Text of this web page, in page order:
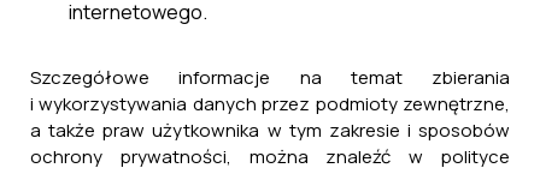
internetowego.
Szczegółowe informacje na temat zbierania
i wykorzystywania danych przez podmioty zewnętrzne,
a także praw użytkownika w tym zakresie i sposobów
ochrony prywatności, można znaleźć w polityce